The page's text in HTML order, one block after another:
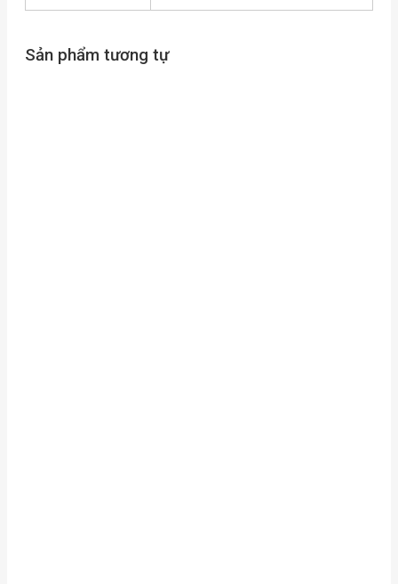
Sản phẩm tương tự